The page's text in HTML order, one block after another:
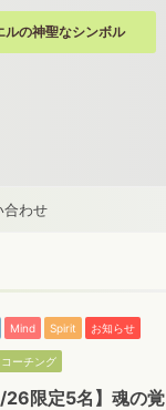
の神聖なシンボル
合わせ
Mind Spirit お知らせ
ーチング
26限定5名】魂の覚